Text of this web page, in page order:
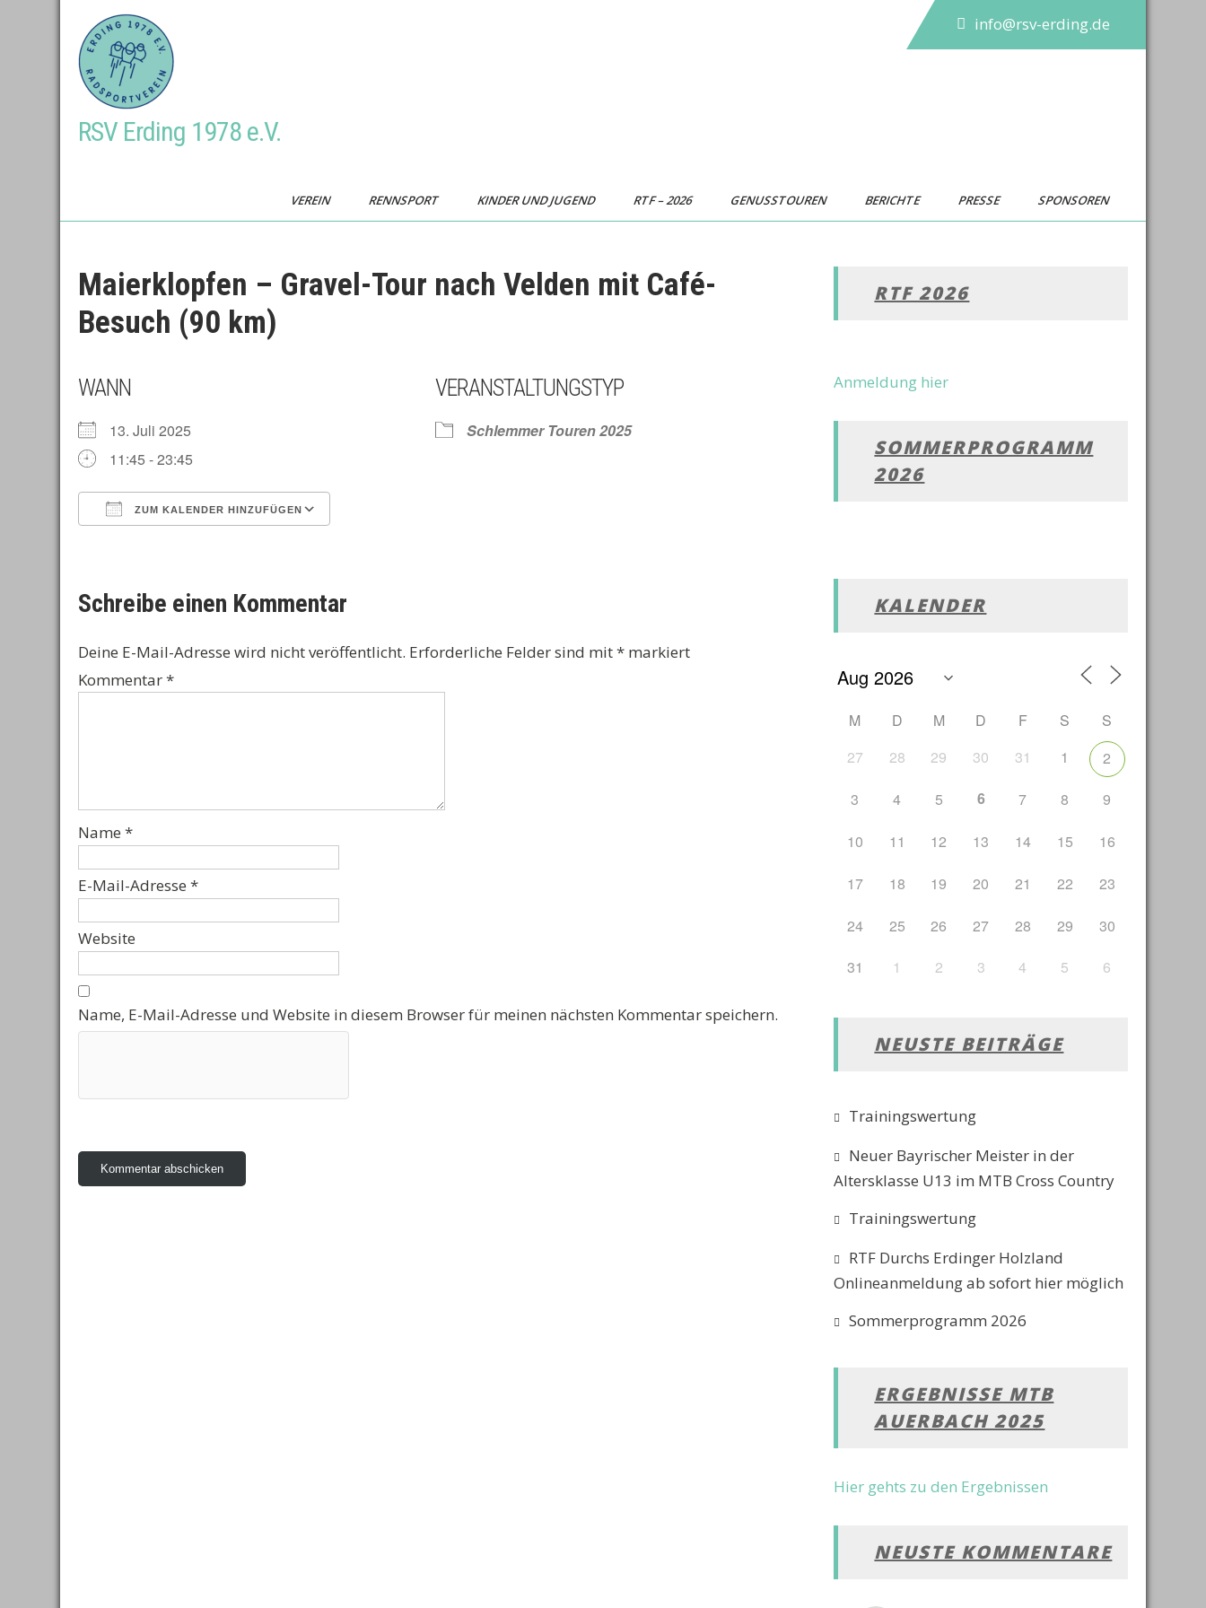
RSV Erding 1978 e.V.
info@rsv-erding.de
VEREIN RENNSPORT KINDER UND JUGEND RTF – 2026 GENUSSTOUREN BERICHTE PRESSE SPONSOREN
Maierklopfen – Gravel-Tour nach Velden mit Café-
Besuch (90 km)
WANN
13. Juli 2025
11:45 - 23:45
ZUM KALENDER HINZUFÜGEN
VERANSTALTUNGSTYP
Schlemmer Touren 2025
Schreibe einen Kommentar
Deine E-Mail-Adresse wird nicht veröffentlicht. Erforderliche Felder sind mit* markiert
Kommentar*
Name *
E-Mail-Adresse *
Website
Name, E-Mail-Adresse und Website in diesem Browser für meinen nächsten Kommentar speichern.
RTF 2026
Anmeldung hier
SOMMERPROGRAMM
2026
KALENDER
M D M D F S
S
27
28 29 30 31 1
2
3
4 5 6 7 8 9
10 11 12 13 14 15 16
17 18 19 20 21 22 23
24 25 26 27 28 29 30
31 1 2 3 4 5 6
NEUSTE BEITRÄGE
Trainingswertung
Neuer Bayrischer Meister in der
Altersklasse U13 im MTB Cross Country
Trainingswertung
RTF Durchs Erdinger Holzland
Onlineanmeldung ab sofort hier möglich
Sommerprogramm 2026
ERGEBNISSE MTB
AUERBACH 2025
Hier gehts zu den Ergebnissen
NEUSTE KOMMENTARE